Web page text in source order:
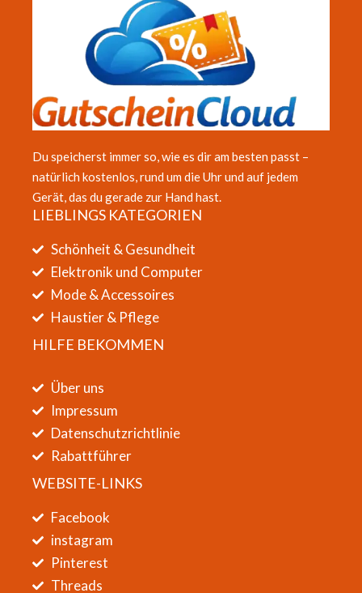
Du speicherst immer so, wie es dir am besten passt –
natürlich kostenlos, rund um die Uhr und auf jedem
Gerät, das du gerade zur Hand hast.
LIEBLINGS KATEGORIEN
Schönheit & Gesundheit
Elektronik und Computer
Mode & Accessoires
Haustier & Pflege
HILFE BEKOMMEN
Über uns
Impressum
Datenschutzrichtlinie
Rabattführer
WEBSITE-LINKS
Facebook
instagram
Pinterest
Threads